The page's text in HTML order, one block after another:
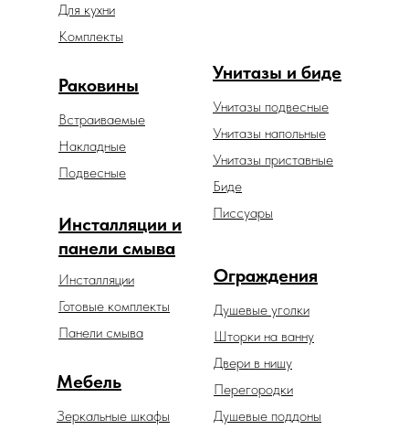
Унитазы и биде
Унитазы подвесные
Унитазы напольные
Унитазы приставные
Раковины
Встраиваемые
Накладные
Подвесные
Для кухни
Зеркальные шкафы
Мебель
Ограждения
Душевые уголки
Шторки на ванну
Двери в нишу
Перегородки
Биде
Душевые поддоны
Инсталляции и
панели смыва
Инсталляции
Готовые комплекты
Панели смыва
Комплекты
Писсуары